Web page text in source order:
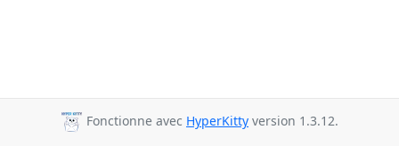
Fonctionne avec HyperKitty version 1.3.12.